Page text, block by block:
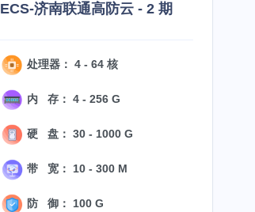
ECS-济南联通高防云 - 2 期
处理器： 4 - 64 核
内 存： 4 - 256 G
硬 盘： 30 - 1000 G
带 宽： 10 - 300 M
防 御： 100 G